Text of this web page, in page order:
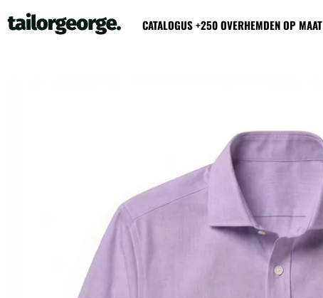
CATALOGUS +250 OVERHEMDEN OP MAAT